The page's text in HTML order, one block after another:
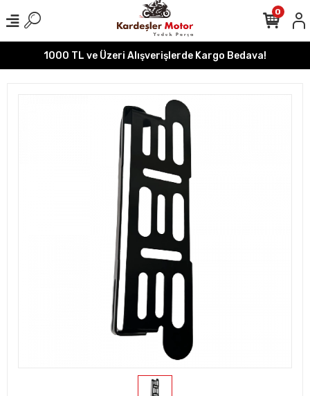
1000 TL ve Üzeri Alışverişlerde Kargo Bedava!
0